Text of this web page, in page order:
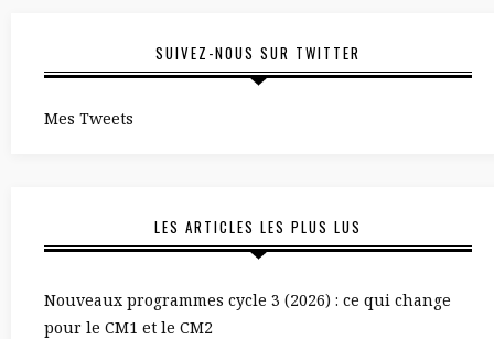
SUIVEZ-NOUS SUR TWITTER
Mes Tweets
LES ARTICLES LES PLUS LUS
Nouveaux programmes cycle 3 (2026) : ce qui change
pour le CM1 et le CM2